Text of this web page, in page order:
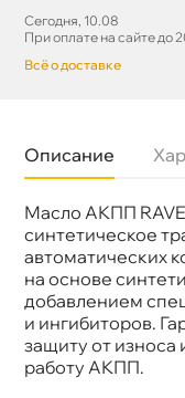
Сегодня, 10.08
При оплате на сайте до
сё о доставке
Описание
Масло АКПП
синтетическое
автоматических
на основе
добавлением
и ингибиторов.
защиту от
работу АКПП.
Бренд
Тип масла
Допуски
Спецификации
Объем
1л
Применение